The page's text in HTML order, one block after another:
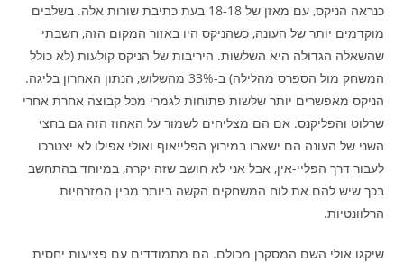
כנראה הניקס, עם מאזן של 18-18 בעת כתיבת שורות אלה. בשלבים
מוקדמים יותר של העונה, כשהניקס היו באזור המקום הזה, חשבתי
שהשאלה הגדולה היא השלשות. היריבות של הניקס קולעות (לא כולל
המשחק מול הספרס מהלילה) ב-33% מהשלוש, הנתון האחרון בליגה.
הניקס מאפשרים יותר שלשות פתוחות לגמרי מכל קבוצה אחרת אחרי
שרלוט והפליקנס. אם הם מצליחים לשמור על האחוז הזה גם בחצי
השני של העונה הם ישארו במירוץ הפלייאוף ואולי אפילו לא יצטרכו
לעבור דרך הפליי-אין, אבל אני לא חושב שזה יקרה, במיוחד בהתחשב
בכך שיש להם את לוח המשחקים הקשה ביותר מבין המזרחיות
הרלוונטיות.
שיקגו אולי השם המסקרן מכולם. הם מתמודדים עם פציעות יחסית